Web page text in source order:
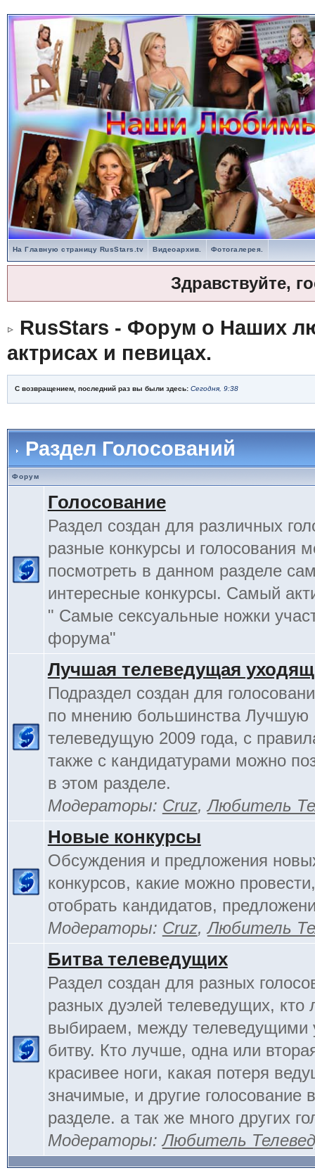
На Главную страницу RusStars.tv Видеоархив. Фотогалерея.
Здравствуйте,
RusStars - Форум о Наших
актрисах и певицах.
С возвращением, последний раз вы были здесь: Сегодня, 9:38
Раздел Голосований
Форум
Голосование
Раздел создан для различных
разные конкурсы и голосования
посмотреть в данном разделе
интересные конкурсы. Самый
" Самые сексуальные ножки
форума"
Лучшая телеведущая
Подраздел создан для
по мнению большинства Лучшую
телеведущую 2009 года, с
также с кандидатурами можно
в этом разделе.
Модераторы: Cruz,Любитель
Новые конкурсы
Обсуждения и предложения
конкурсов, какие можно
отобрать кандидатов,
Модераторы: Cruz,Любитель
Битва телеведущих
Раздел создан для разных
разных дуэлей телеведущих, кто
выбираем, между телеведущими
битву. Кто лучше, одна или
красивее ноги, какая потеря
значимые, и другие голосование
разделе. а так же много других
Модераторы:Любитель